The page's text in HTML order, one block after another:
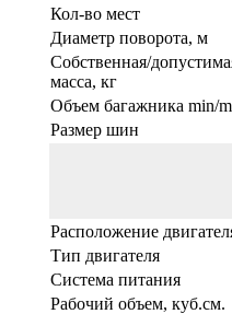
Кол-во мест
Диаметр поворота, м
Собственная/
масса, кг
Объем багажника min/
Размер шин
Расположение
Тип двигателя
Система питания
Рабочий объем, куб.см.